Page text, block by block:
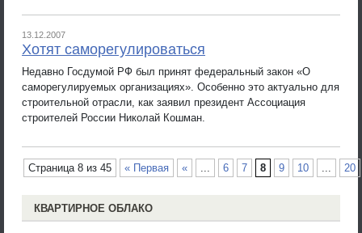
13.12.2007
Хотят саморегулироваться
Недавно Госдумой РФ был принят федеральный закон «О
саморегулируемых организациях». Особенно это актуально для
строительной отрасли, как заявил президент Ассоциация
строителей России Николай Кошман.
Страница 8 из 45 « Первая « ... 6 7 8 9 10 ... 20
КВАРТИРНОЕ ОБЛАКО